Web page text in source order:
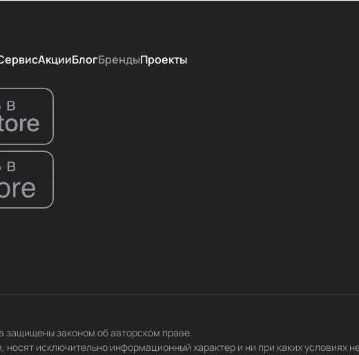
АкцииБлогБрендыПроекты
законом об авторском праве.
исключительно информационный характер и ни при каких условиях